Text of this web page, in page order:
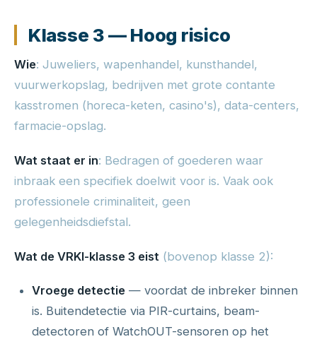
Klasse 3 — Hoog risico
Wie: Juweliers, wapenhandel, kunsthandel,
vuurwerkopslag, bedrijven met grote contante
kasstromen (horeca-keten, casino's), data-centers,
farmacie-opslag.
Wat staat er in: Bedragen of goederen waar
inbraak een specifiek doelwit voor is. Vaak ook
professionele criminaliteit, geen
gelegenheidsdiefstal.
Wat de VRKI-klasse 3 eist (bovenop klasse 2):
Vroege detectie— voordat de inbreker binnen
is. Buitendetectie via PIR-curtains, beam-
detectoren of WatchOUT-sensoren op het